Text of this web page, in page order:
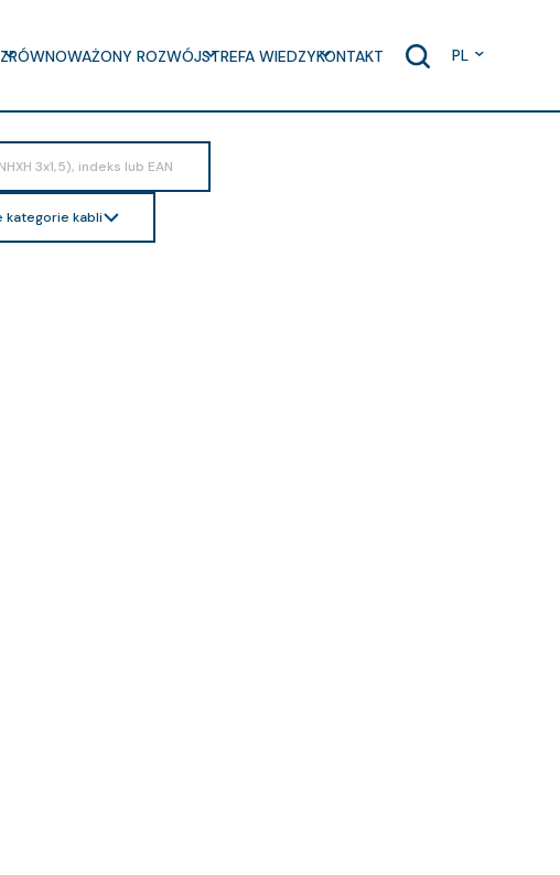
ZRÓWNOWAŻONY ROZWÓJSTREFA WIEDZYKONTAKT PL